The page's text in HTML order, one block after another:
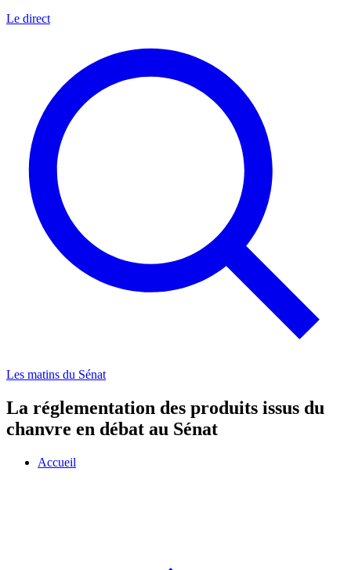
Le direct
Les matins du Sénat
La réglementation des produits issus du
chanvre en débat au Sénat
Accueil